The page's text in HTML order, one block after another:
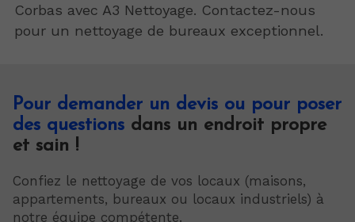
Corbas avec A3 Nettoyage. Contactez-nous
pour un nettoyage de bureaux exceptionnel.
Pour demander un devis ou pour poser
des questions dans un endroit propre
et sain !
Confiez le nettoyage de vos locaux (maisons,
appartements, bureaux ou locaux industriels) à
notre équipe compétente.